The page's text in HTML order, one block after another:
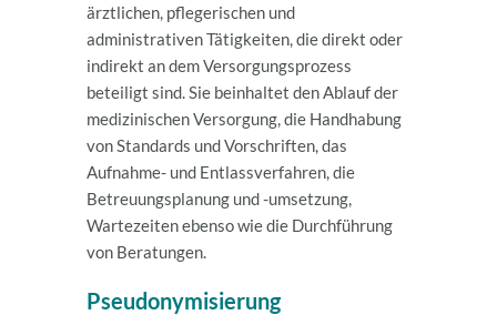
ärztlichen, pflegerischen und
administrativen Tätigkeiten, die direkt oder
indirekt an dem Versorgungsprozess
beteiligt sind. Sie beinhaltet den Ablauf der
medizinischen Versorgung, die Handhabung
von Standards und Vorschriften, das
Aufnahme- und Entlassverfahren, die
Betreuungsplanung und -umsetzung,
Wartezeiten ebenso wie die Durchführung
von Beratungen.
Pseudonymisierung